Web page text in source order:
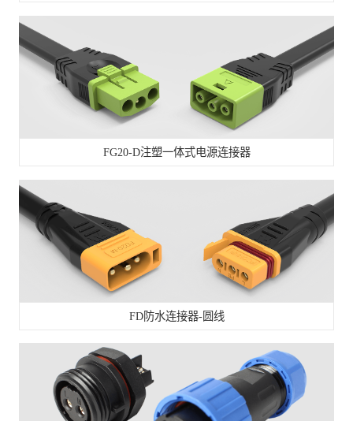
FG20-D注塑一体式电源连接器
FD防水连接器-圆线